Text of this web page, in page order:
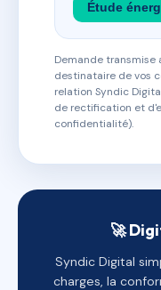
Étude
Demande transmise
destinataire de vos
relation Syndic
de rectification et
confidentialité).
🚀
Syndic Digital
charges, la